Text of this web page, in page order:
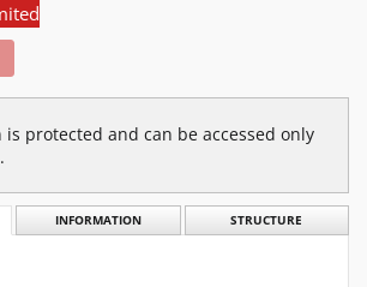
protected and can be accessed only
INFORMATION STRUCTURE